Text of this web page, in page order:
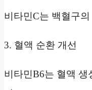
비타민C는 백혈구
3. 혈액 순환 개선
비타민B6는 혈액 생